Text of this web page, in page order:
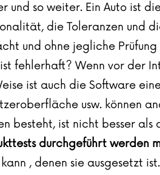
und so weiter. Ein Auto ist
die Toleranzen und
und ohne jegliche
fehlerhaft? Wenn vor der
ist auch die Software
usw. können
besteht, ist nicht besser
durchgeführt werden
, denen sie ausgesetzt